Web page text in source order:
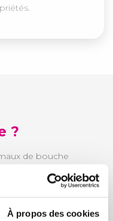
À propos des cookies
?
de bouche